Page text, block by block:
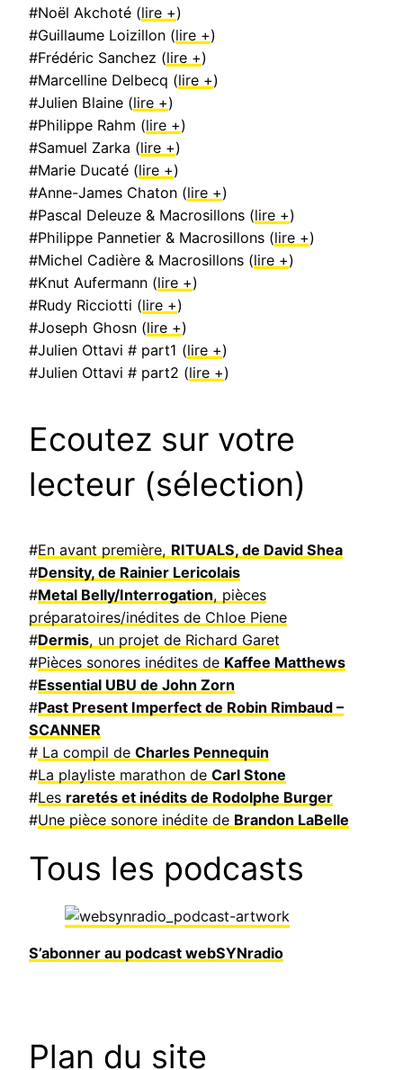
#Noël Akchoté (lire +)
#Guillaume Loizillon (lire +)
#Frédéric Sanchez (lire +)
#Marcelline Delbecq (lire +)
#Julien Blaine (lire +)
#Philippe Rahm (lire +)
#Samuel Zarka (lire +)
#Marie Ducaté (lire +)
#Anne-James Chaton (lire +)
#Pascal Deleuze & Macrosillons (lire +)
#Philippe Pannetier & Macrosillons (lire +)
#Michel Cadière & Macrosillons (lire +)
#Knut Aufermann (lire +)
#Rudy Ricciotti (lire +)
#Joseph Ghosn (lire +)
#Julien Ottavi # part1 (lire +)
#Julien Ottavi # part2 (lire +)
Ecoutez sur votre
lecteur (sélection)
#En avant première, RITUALS, de David Shea
#Density, de Rainier Lericolais
#Metal Belly/Interrogation, pièces
préparatoires/inédites de Chloe Piene
#Dermis, un projet de Richard Garet
#Pièces sonores inédites de Kaffee Matthews
#Essential UBU de John Zorn
#Past Present Imperfect de Robin Rimbaud –
SCANNER
# La compil de Charles Pennequin
#La playliste marathon de Carl Stone
#Les raretés et inédits de Rodolphe Burger
#Une pièce sonore inédite de Brandon LaBelle
Tous les podcasts
S’abonner au podcast webSYNradio
Plan du site